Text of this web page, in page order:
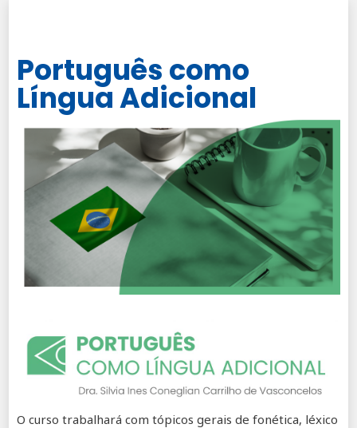
Português como
Língua Adicional
O curso trabalhará com tópicos gerais de fonética, léxico